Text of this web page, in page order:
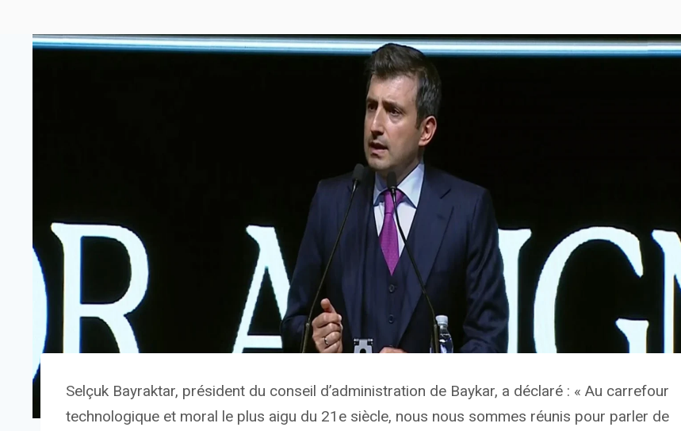
Selçuk Bayraktar, président du conseil d’administration de Baykar, a déclaré : « Au carrefour
technologique et moral le plus aigu du 21e siècle, nous nous sommes réunis pour parler de